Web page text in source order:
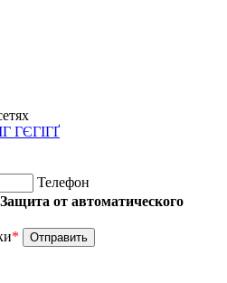
Телефон
Защита от автоматического
*